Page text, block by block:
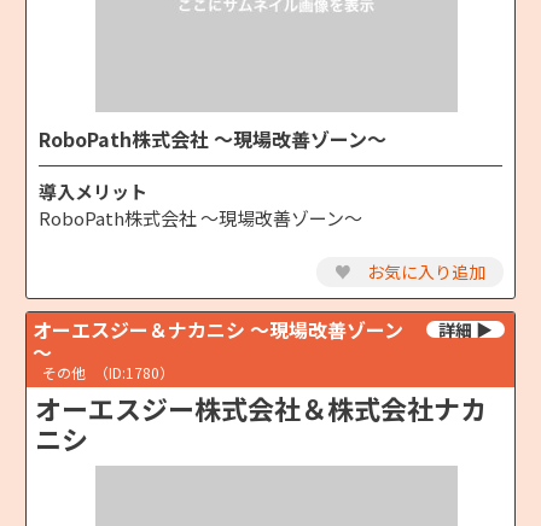
RoboPath株式会社 ～現場改善ゾーン～
導入メリット
RoboPath株式会社 ～現場改善ゾーン～
♥ お気に入り追加
オーエスジー＆ナカニシ ～現場改善ゾーン
～
その他 （ID:1780）
オーエスジー株式会社＆株式会社ナカ
ニシ